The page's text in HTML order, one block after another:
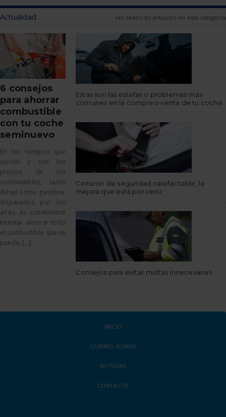
Actualidad ver todos los artículos en esta categoría
6 consejos
para ahorrar
combustible
con tu coche
seminuevo
En los tiempos que
corren y con los
precios de los
combustibles, tanto
diésel como gasolina,
disparados por los
aires, es conveniente
intentar ahorrar todo
el combustible que se
pueda, [...]
Estas son las estafas o problemas más
comunes en la compra o venta de tu coche
Cinturón de seguridad calefactable, la
mejora que está por venir
Consejos para evitar multas innecesarias
INICIO
QUIENES SOMOS
NOTICIAS
CONTACTO